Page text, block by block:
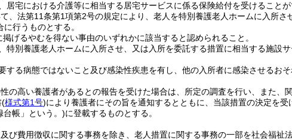
居宅における介護等に相当する居宅サービスに係る保険給付を受けることが
、法第11条第1項第2号の規定により、老人を特別養護老人ホームに入所
行うものとする。
掲げるやむを得ない事由のいずれかに該当すると認められること。
特別養護老人ホームに入所させ、又は入所を委託する措置に相当する施設
する病態ではないこと及び感染性疾患を有し、他の入所者に感染させるおそ
の高い養護者があるとの報告を受けた場合は、所定の調査を行い、また、
(様式第1号)により養護者にその旨を通知するとともに、当該措置の決定を受
台帳」という。)に登載するものとする。
び費用徴収に関する事務を除き、老人措置に関する事務の一部を社会福祉